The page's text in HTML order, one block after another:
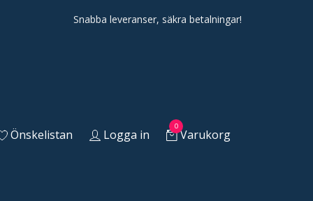
Snabba leveranser, säkra betalningar!
Önskelistan Logga in
0
Varukorg